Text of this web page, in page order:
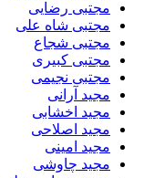
مجتبی رضایی
مجتبی شاه علی
مجتبی شجاع
مجتبی کبیری
مجتبی نجیمی
مجید آرانی
مجید اخشابی
مجید اصلاحی
مجید امینی
مجید چاوشی